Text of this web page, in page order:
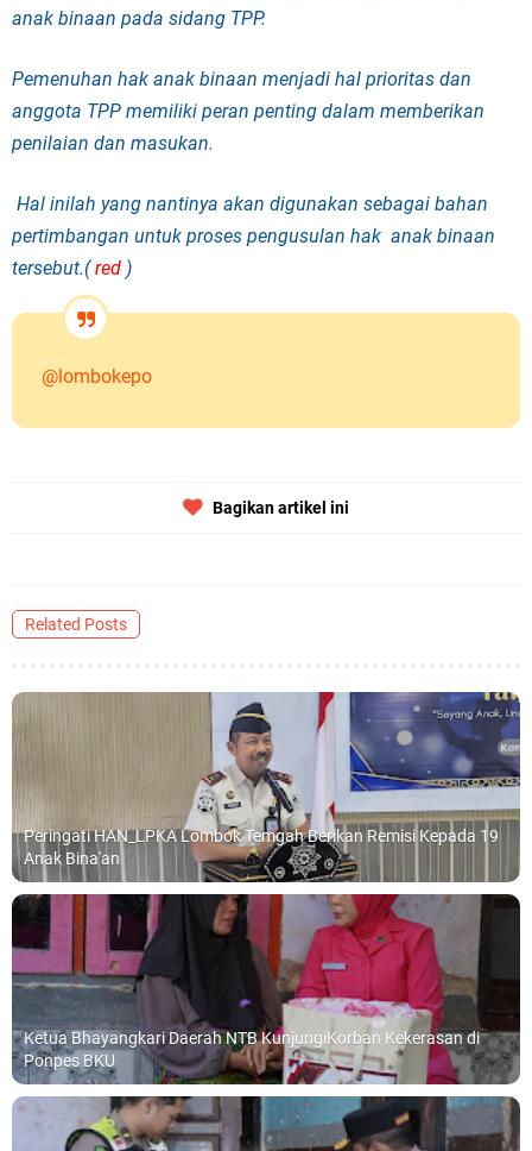
anak binaan pada sidang TPP.
Pemenuhan hak anak binaan menjadi hal prioritas dan
anggota TPP memiliki peran penting dalam memberikan
penilaian dan masukan.
Hal inilah yang nantinya akan digunakan sebagai bahan
pertimbangan untuk proses pengusulan hak anak binaan
tersebut.(red )
@lombokepo
Bagikan artikel ini
Related Posts
Peringati HAN_LPKA Lombok Temgah Berikan Remisi Kepada 19
Anak Bina'an
Ketua Bhayangkari Daerah NTB KunjungiKorban Kekerasan di
Ponpes BKU